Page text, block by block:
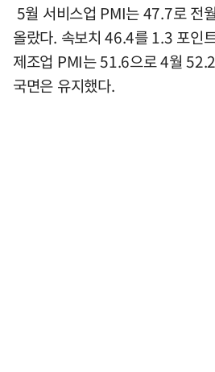
5월 서비스업 PMI는 47.7로 전
올랐다. 속보치 46.4를 1.3 포인
제조업 PMI는 51.6으로 4월
국면은 유지했다.